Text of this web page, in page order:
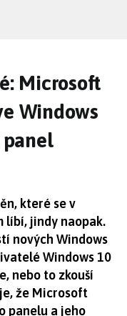
Microsoft
Windows
které se v
líbí, jindy naopak.
nových Windows
Windows 10
nebo to zkouší
že Microsoft
panelu a jeho